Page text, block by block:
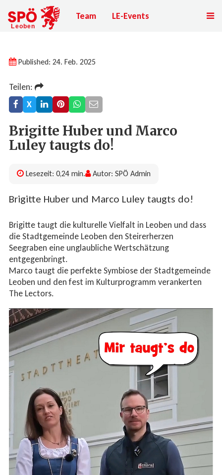
Team LE-Events
Published: 24. Feb. 2025
Teilen:
X
Brigitte Huber und Marco
Luley taugts do!
Lesezeit: 0,24 min. Autor: SPÖ Admin
Brigitte Huber und Marco Luley taugts do!
Brigitte taugt die kulturelle Vielfalt in Leoben und dass
die Stadtgemeinde Leoben den Steirerherzen
Seegraben eine unglaubliche Wertschätzung
entgegenbringt.
Marco taugt die perfekte Symbiose der Stadtgemeinde
Leoben und den fest im Kulturprogramm verankerten
The Lectors.